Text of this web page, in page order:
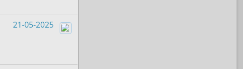
21-05-2025